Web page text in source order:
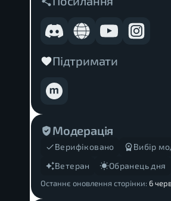
Підтримати
Модерація
Верифіковано
Вибір
Ветеран
Обранець дня
Останнє оновлення сторінки: 6